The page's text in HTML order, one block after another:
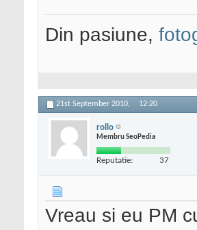
Din pasiune,
21st September 2010, 12:20
rollo
Membru SeoPedia
Reputatie: 37
Vreau si eu PM